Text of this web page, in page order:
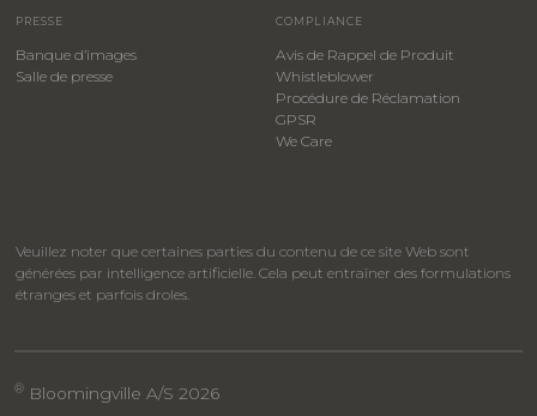
PRESSE
Banque d’images
Salle de presse
COMPLIANCE
Avis de Rappel de Produit
Whistleblower
​Procédure de Réclamation
GPSR
We Care
Veuillez noter que certaines parties du contenu de ce site Web sont
générées par intelligence artificielle. Cela peut entraîner des formulations
étranges et parfois droles.
® Bloomingville A/S 2026